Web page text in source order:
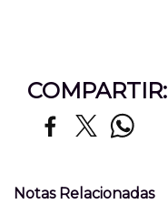
COMPARTIR:
Notas Relacionadas